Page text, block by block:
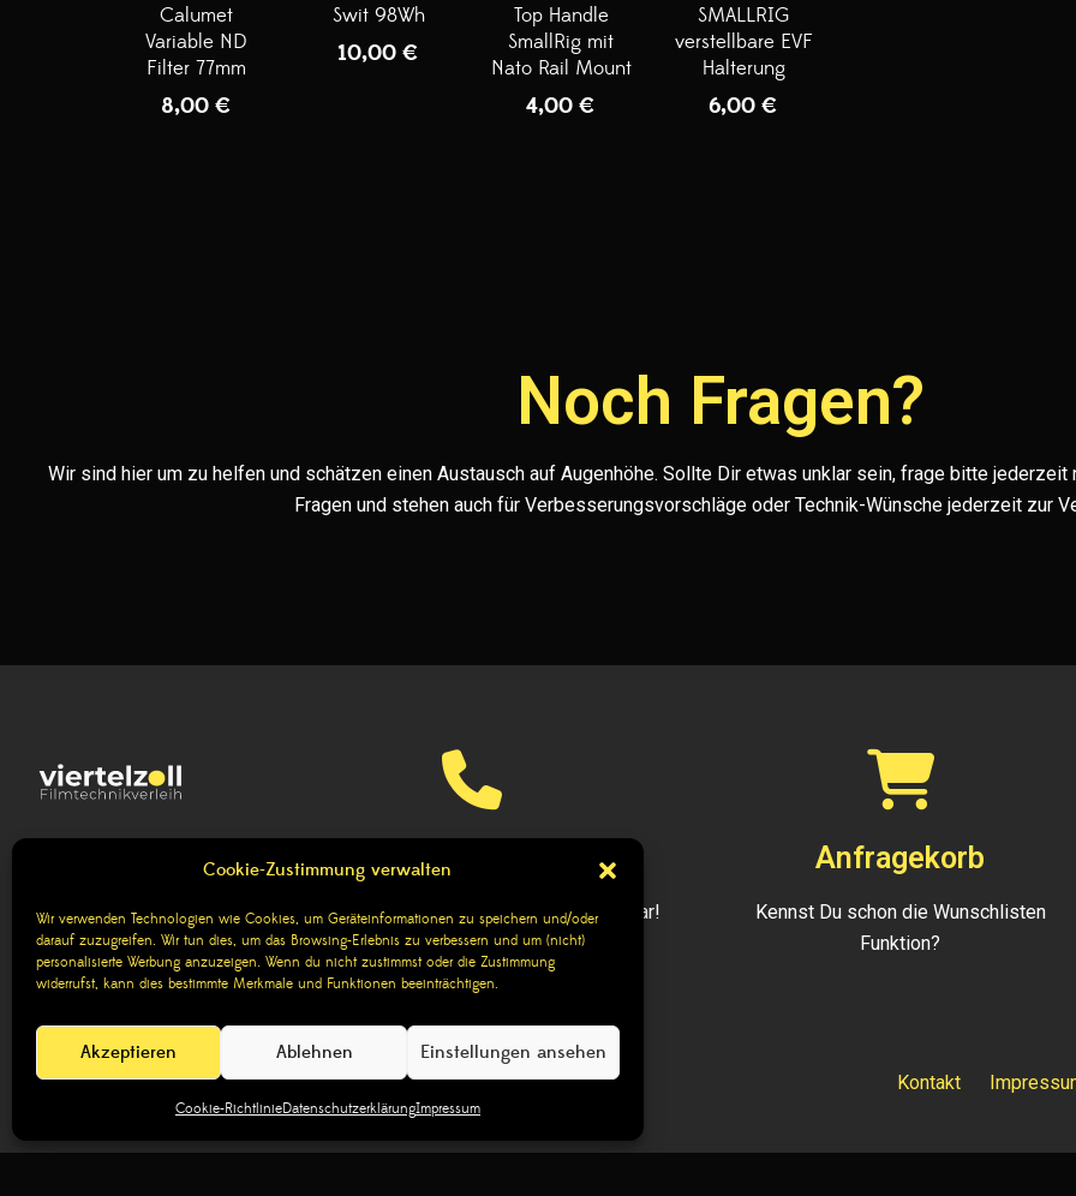
Cookie-Zustimmung verwalten
Wir verwenden Technologien wie Cookies, um Geräteinformationen zu speichern und/oder
darauf zuzugreifen. Wir tun dies, um das Browsing-Erlebnis zu verbessern und um (nicht)
personalisierte Werbung anzuzeigen. Wenn du nicht zustimmst oder die Zustimmung
widerrufst, kann dies bestimmte Merkmale und Funktionen beeinträchtigen.
Akzeptieren Ablehnen Einstellungen ansehen
Cookie-RichtlinieDatenschutzerklärungImpressum
Calumet
Variable ND
Filter 77mm
8,00 €
Swit 98Wh
10,00€
Top Handle
SmallRig mit
Nato Rail Mount
4,00€
SMALLRIG
verstellbare EVF
Halterung
6,00€
Noch Fragen?
Wir sind hier um zu helfen und schätzen einen Austausch auf Augenhöhe. Sollte Dir etwas unklar sein, frage bitte jederzeit
Fragen und stehen auch für Verbesserungsvorschläge oder Technik-Wünsche jederzeit zur
06131 2767943
Wir sind für sämtliche Rückfragen erreichbar!
Anfragekorb
Kennst Du schon die Wunschlisten
Funktion?
6Copyright © 2026 viertelzoll Filmtechnikverleih. All Rights Reserved. Kontakt